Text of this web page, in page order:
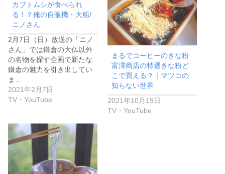
カブトムシが食べられ
る！？俺の自販機・大船/
ニノさん
2月7日（日）放送の「ニノ
さん」では鎌倉の大仏以外
の名物を探す企画で新たな
鎌倉の魅力を引き出してい
ま…
2021年2月7日
TV・YouTube
まるでコーヒーのきな粉
富澤商店の特選きな粉ど
こで買える？｜マツコの
知らない世界
2021年10月19日
TV・YouTube